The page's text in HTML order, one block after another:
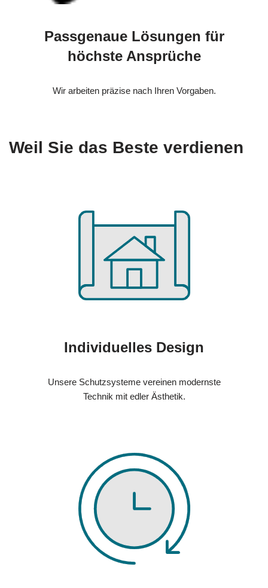
Passgenaue Lösungen für
höchste Ansprüche
Wir arbeiten präzise nach Ihren Vorgaben.
Weil Sie das Beste verdienen
Individuelles Design
Unsere Schutzsysteme vereinen modernste
Technik mit edler Ästhetik.